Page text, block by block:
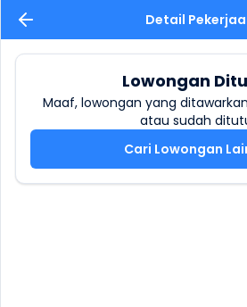
Detail
Lowongan
Maaf, lowongan yang
atau sudah
Cari Lowongan